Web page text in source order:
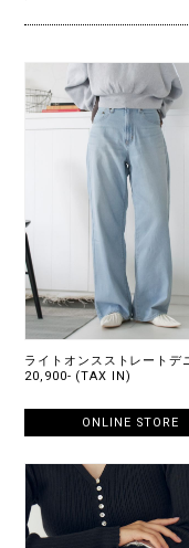
ライトオンスストレートデ
20,900- (TAX IN)
ONLINE STORE